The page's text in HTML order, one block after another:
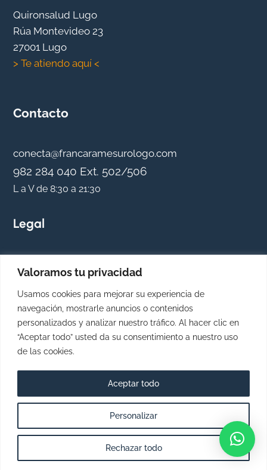
Valoramos tu privacidad
Usamos cookies para mejorar su experiencia de
navegación, mostrarle anuncios o contenidos
personalizados y analizar nuestro tráfico. Al hacer clic en
“Aceptar todo” usted da su consentimiento a nuestro uso
de las cookies.
Personalizar
Rechazar todo
Aceptar todo
Quironsalud Lugo
Rúa Montevideo 23
27001 Lugo
> Te atiendo aquí <
Contacto
conecta@francaramesurologo.com
982 284 040 Ext. 502/506
L a V de 8:30 a 21:30
Legal
Aviso Legal